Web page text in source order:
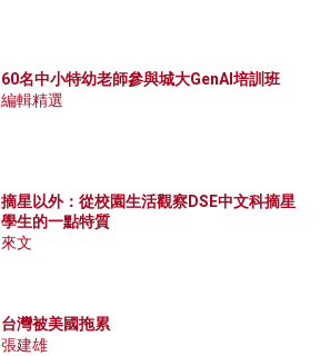
60名中小特幼老師參與城大GenAI培訓班
編輯精選
摘星以外：從校園生活觀察DSE中文科摘星
學生的一點特質
來文
台灣被美國拖累
張建雄